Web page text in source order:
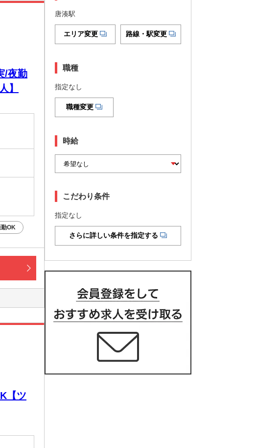
/夜勤
】
OK
【ツ
唐湊駅
エリア変更 路線・駅変更
職種
指定なし
職種変更
時給
こだわり条件
指定なし
さらに詳しい条件を指定する